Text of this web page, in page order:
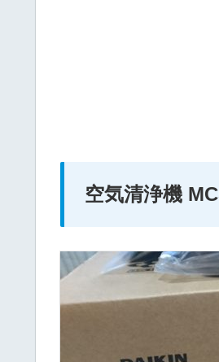
空気清浄機